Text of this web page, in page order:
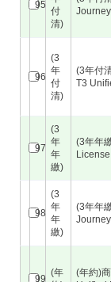
95
付
清)
96
(3
年
付
清)
(3年付
T3
97
(3
年
年
繳)
(3年年
License
98
(3
年
年
繳)
(3年年
99
(年
(年約)